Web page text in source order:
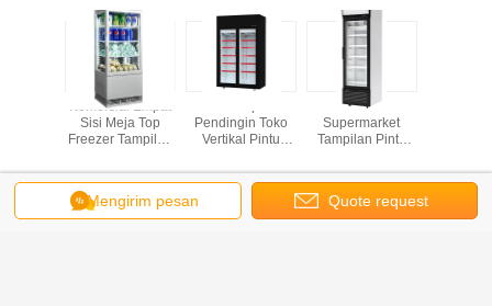
Komersial Empat
Sisi Meja Top
Freezer Tampilan
Pendingin Toko
Vertikal Pintu
Freezer
Supermarket
Tampilan Pintu
Mengirim pesan Quote request
Mengubah bahasa
Indonesian